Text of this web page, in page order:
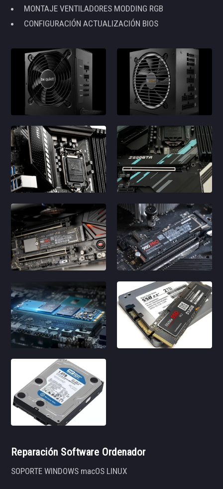
MONTAJE VENTILADORES MODDING RGB
CONFIGURACIÓN ACTUALIZACIÓN BIOS
Reparación Software Ordenador
SOPORTE WINDOWS macOS LINUX